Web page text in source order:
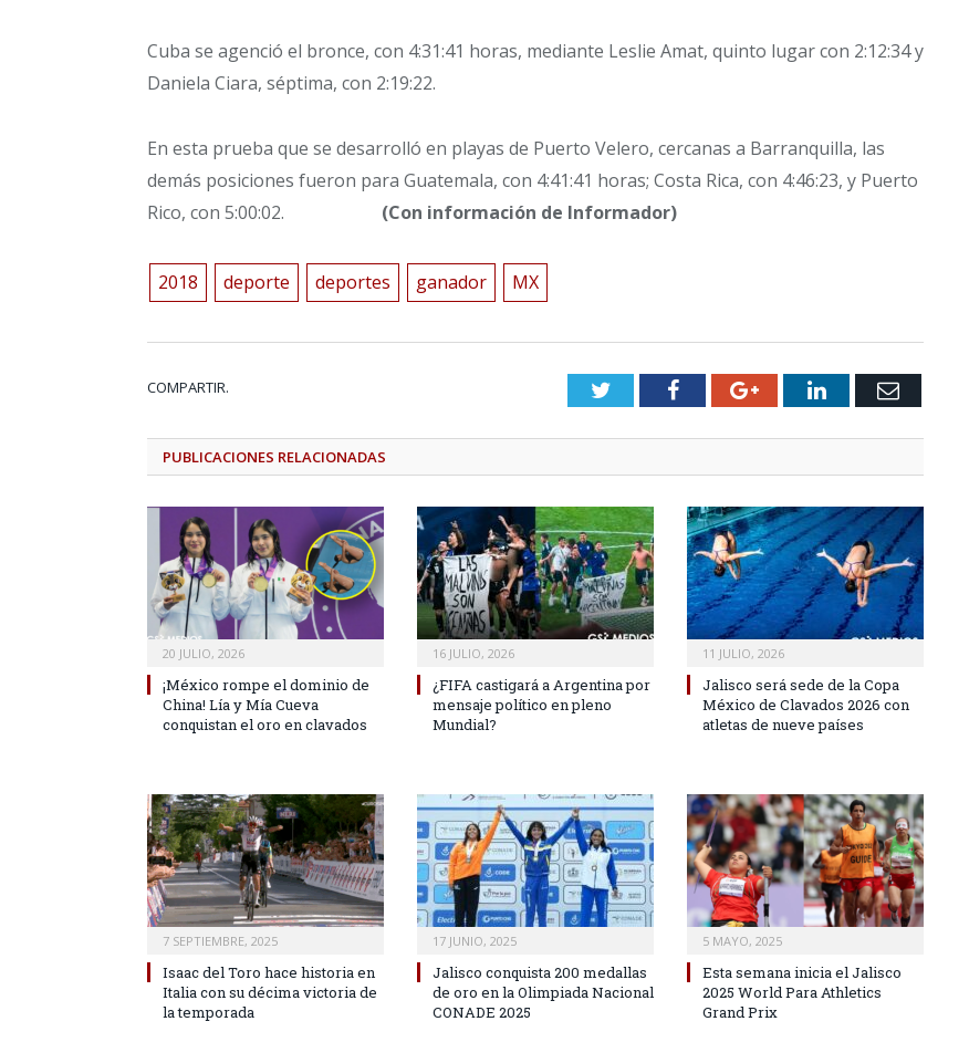
Cuba se agenció el bronce, con 4:31:41 horas, mediante Leslie Amat, quinto lugar con 2:12:34 y
Daniela Ciara, séptima, con 2:19:22.
En esta prueba que se desarrolló en playas de Puerto Velero, cercanas a Barranquilla, las
demás posiciones fueron para Guatemala, con 4:41:41 horas; Costa Rica, con 4:46:23, y Puerto
Rico, con 5:00:02. (Con información de Informador)
2018 deporte deportes ganador MX
COMPARTIR. TwitterFacebookGoogle+LinkedInEmail
PUBLICACIONES RELACIONADAS
20 JULIO, 2026
¡México rompe el dominio de
China! Lía y Mía Cueva
conquistan el oro en clavados
16 JULIO, 2026
¿FIFA castigará a Argentina por
mensaje político en pleno
Mundial?
11 JULIO, 2026
Jalisco será sede de la Copa
México de Clavados 2026 con
atletas de nueve países
7 SEPTIEMBRE, 2025
Isaac del Toro hace historia en
Italia con su décima victoria de
la temporada
17 JUNIO, 2025
Jalisco conquista 200 medallas
de oro en la Olimpiada Nacional
CONADE 2025
5 MAYO, 2025
Esta semana inicia el Jalisco
2025 World Para Athletics
Grand Prix